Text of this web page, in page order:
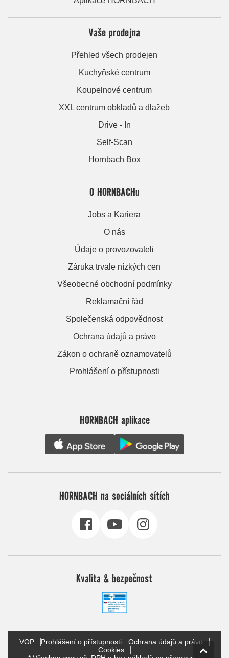
Vaše prodejna
Přehled všech prodejen
Kuchyňské centrum
Koupelnové centrum
XXL centrum obkladů a dlažeb
Drive - In
Self-Scan
Hornbach Box
O HORNBACHu
Jobs a Kariera
O nás
Údaje o provozovateli
Záruka trvale nízkých cen
Všeobecné obchodní podmínky
Reklamační řád
Společenská odpovědnost
Ochrana údajů a právo
Zákon o ochraně oznamovatelů
Prohlášení o přístupnosti
HORNBACH aplikace
HORNBACH na sociálních sítích
Kvalita & bezpečnost
VOP Prohlášení o přístupnosti
Ochrana údajů a právo
Cookies